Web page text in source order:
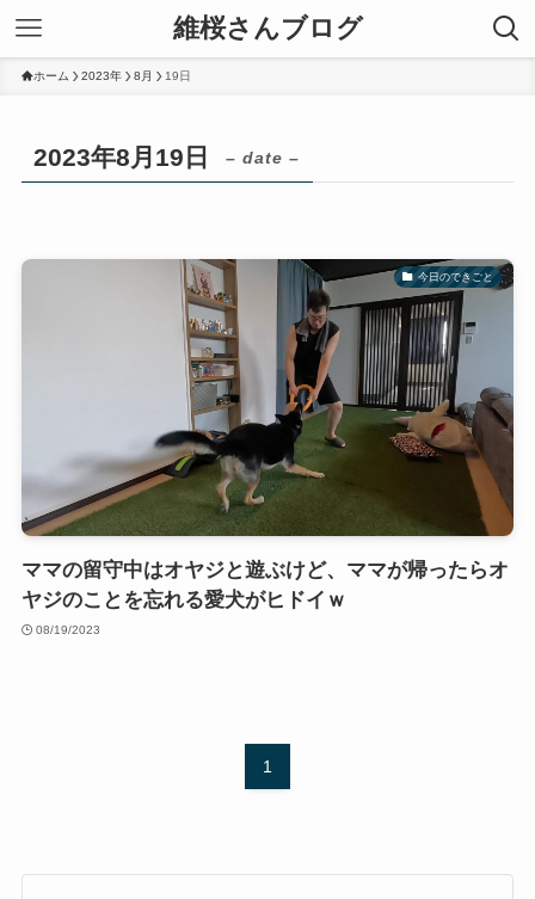
維桜さんブログ
ホーム 2023年 8月 19日
2023年8月19日 – date –
今日のできごと
ママの留守中はオヤジと遊ぶけど、ママが帰ったらオ
ヤジのことを忘れる愛犬がヒドイｗ
08/19/2023
1